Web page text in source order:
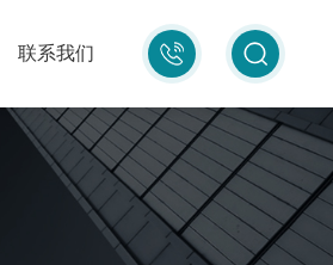
010-
87681080
联系我们